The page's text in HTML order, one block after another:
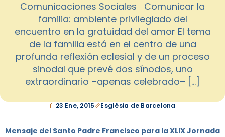
Comunicaciones Sociales Comunicar la
familia: ambiente privilegiado del
encuentro en la gratuidad del amor El tema
de la familia está en el centro de una
profunda reflexión eclesial y de un proceso
sinodal que prevé dos sínodos, uno
extraordinario –apenas celebrado– […]
23 Ene, 2015 Església de Barcelona
Mensaje del Santo Padre Francisco para la XLIX Jornada